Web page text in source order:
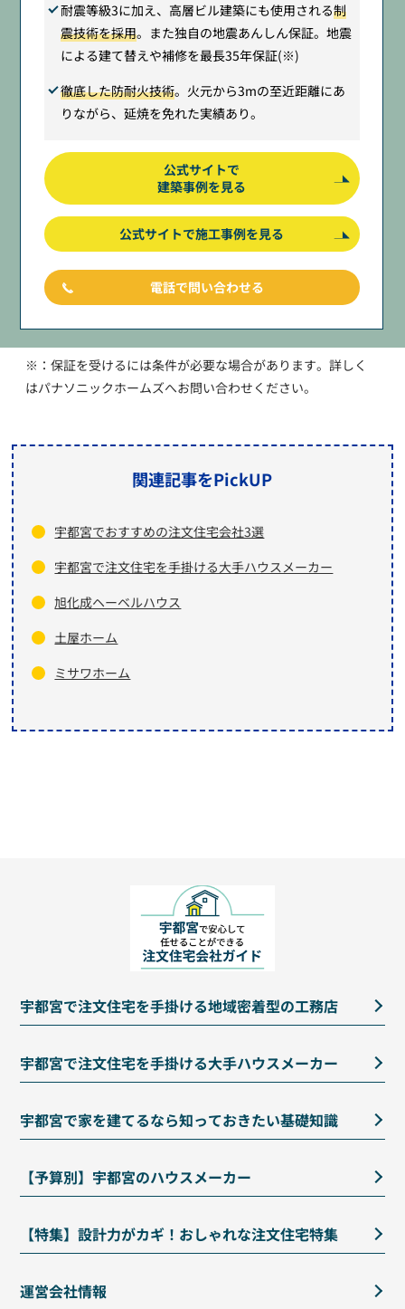
耐震等級3に加え、高層ビル建築にも使用される制
震技術を採用。また独自の地震あんしん保証。地震
による建て替えや補修を最長35年保証(※)
徹底した防耐火技術。火元から3mの至近距離にあ
りながら、延焼を免れた実績あり。
公式サイトで
建築事例を見る
公式サイトで施工事例を見る
電話で問い合わせる
※：保証を受けるには条件が必要な場合があります。詳しく
はパナソニックホームズへお問い合わせください。
関連記事をPickUP
宇都宮でおすすめの注文住宅会社3選
宇都宮で注文住宅を手掛ける大手ハウスメーカー
旭化成ヘーベルハウス
土屋ホーム
ミサワホーム
宇都宮で注文住宅を手掛ける地域密着型の工務店
宇都宮で注文住宅を手掛ける大手ハウスメーカー
宇都宮で家を建てるなら知っておきたい基礎知識
【予算別】宇都宮のハウスメーカー
【特集】設計力がカギ！おしゃれな注文住宅特集
運営会社情報